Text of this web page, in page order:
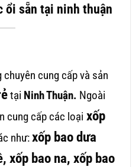
ổi sẵn tại ninh thuận
cung cấp và sản
tại Ninh Thuận. Ngoài
cung cấp các loại xốp
như:xốp bao dưa
xốp bao na, xốp bao